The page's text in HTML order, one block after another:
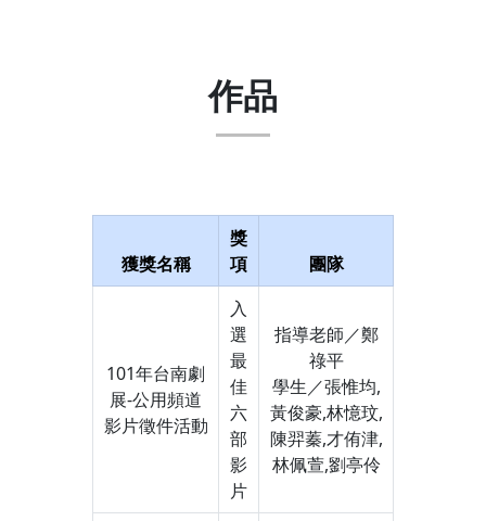
作品
獲獎名稱
獎
項
團隊
101年台南劇
展-公用頻道
影片徵件活動
入
選
最
佳
六
部
影
片
指導老師／鄭
祿平
學生／張惟均,
黃俊豪,林憶玟,
陳羿蓁,才侑津,
林佩萱,劉亭伶